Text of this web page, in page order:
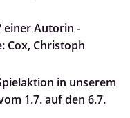
einer Autorin -
Cox, Christoph
in unserem
1.7. auf den 6.7.